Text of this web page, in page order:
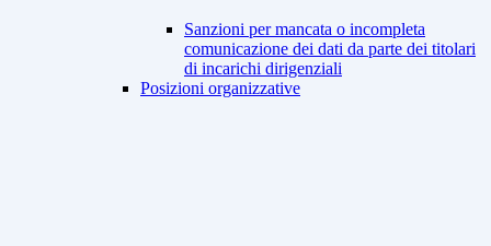
Sanzioni per mancata o incompleta
comunicazione dei dati da parte dei titolari
di incarichi dirigenziali
Posizioni organizzative